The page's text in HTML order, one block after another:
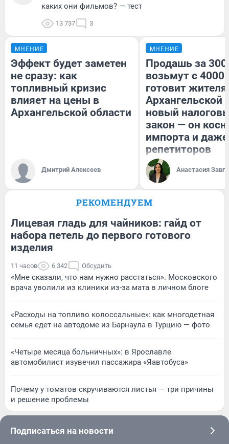
каких они фильмов? — тест
13 737 3
МНЕНИЕ
Эффект будет заметен
не сразу: как
топливный кризис
влияет на цены в
Архангельской области
Дмитрий Алексеев
МНЕНИЕ
Продашь за
возьмут с
готовит
Архангельской
новый
закон — он
импорта и даже
репетиторов
Анастасия
РЕКОМЕНДУЕМ
Лицевая гладь для чайников: гайд от
набора петель до первого готового
изделия
11 часов 6 342 Обсудить
«Мне сказали, что нам нужно расстаться». Московского
врача уволили из клиники из-за мата в личном блоге
«Расходы на топливо колоссальные»: как многодетная
семья едет на автодоме из Барнаула в Турцию — фото
«Четыре месяца больничных»: в Ярославле
автомобилист изувечил пассажира «Яавтобуса»
Почему у томатов скручиваются листья — три причины
и решение проблемы
Подписаться на новости